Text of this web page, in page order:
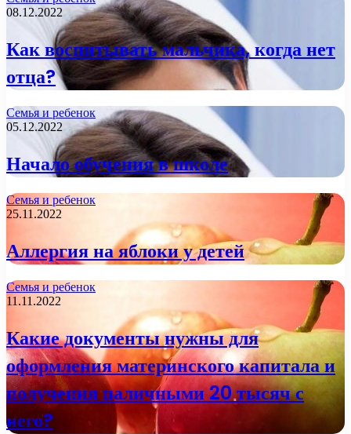
08.12.2022
Как воспитывать мальчика, когда нет
отца?
Семья и ребенок
05.12.2022
Начало обучения в школе
Семья и ребенок
25.11.2022
Аллергия на яблоки у детей
Семья и ребенок
11.11.2022
Какие документы нужны для
оформления материнского капитала и
получения наличными 20 тысяч с
него?